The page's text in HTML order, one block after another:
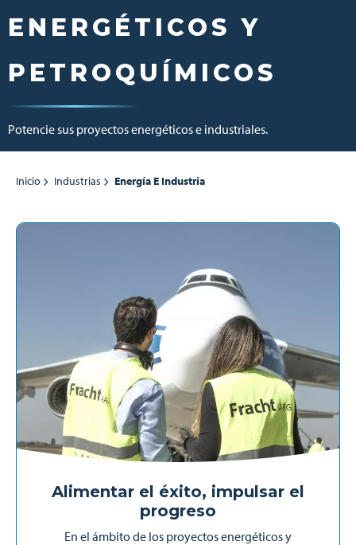
ENERGÉTICOS Y
PETROQUÍMICOS
Potencie sus proyectos energéticos e industriales.
Inicio Industrias Energía E Industria
Alimentar el éxito, impulsar el
progreso
En el ámbito de los proyectos energéticos y